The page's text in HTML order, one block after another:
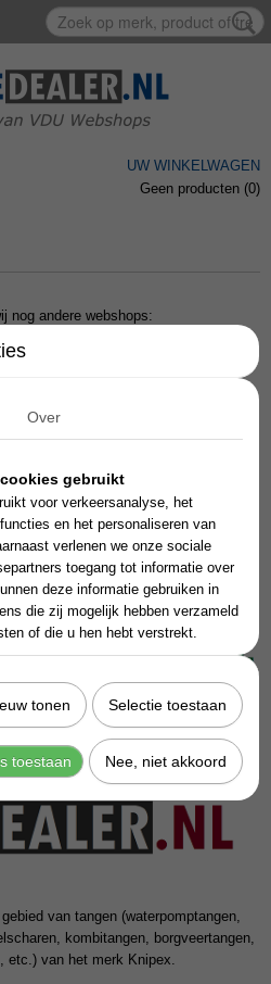
UW WINKELWAGEN
Geen producten (0)
nog andere webshops:
gebied van hygiëne- en
industriële reinigers en
merk Dreumex.
van gereedschappen (sleutels,
tangen,
merk Kraftwerk.
van tangen (waterpomptangen,
kombitangen, borgveertangen,
etc.) van het merk Knipex.
Over
gebruikt
voor verkeersanalyse, het
en het personaliseren van
verlenen we onze sociale
toegang tot informatie over
deze informatie gebruiken in
die zij mogelijk hebben verzameld
of die u hen hebt verstrekt.
tonen Selectie toestaan
toestaan Nee, niet akkoord